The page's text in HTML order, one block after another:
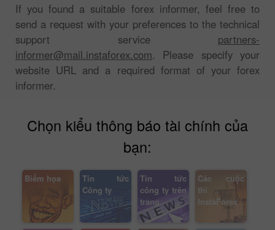
If you found a suitable forex informer, feel free to
send a request with your preferences to the technical
support service partners-
informer@mail.instaforex.com. Please specify your
website URL and a required format of your forex
informer.
Chọn kiểu thông báo tài chính của
bạn:
Biếm họa
Tin tức
Công ty
Tin tức
công ty trên
trang
Các cuộc
thi
InstaForex